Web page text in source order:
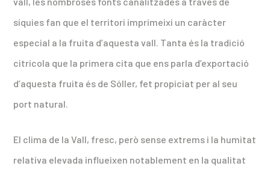
síquies fan que el territori imprimeixi un caràcter
especial a la fruita d’aquesta vall. Tanta és la tradició
citrícola que la primera cita que ens parla d’exportació
d’aquesta fruita és de Sóller, fet propiciat per al seu
port natural.
El clima de la Vall, fresc, però sense extrems i la humitat
relativa elevada influeixen notablement en la qualitat